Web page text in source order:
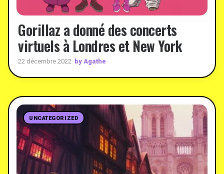
Gorillaz a donné des concerts
virtuels à Londres et New York
22 décembre 2022 by Agathe
UNCATEGORIZED